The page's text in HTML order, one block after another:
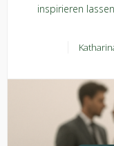
inspirieren